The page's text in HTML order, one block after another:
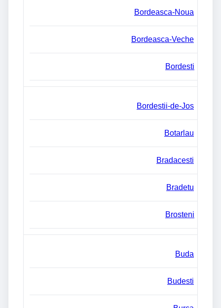
Bordeasca-Noua
Bordeasca-Veche
Bordesti
Bordestii-de-Jos
Botarlau
Bradacesti
Bradetu
Brosteni
Buda
Budesti